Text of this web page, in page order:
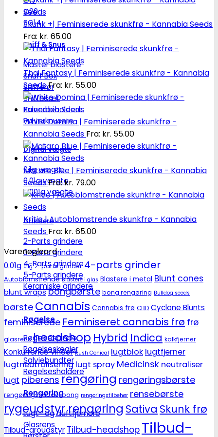
Ø20
SG14
Sniff & Snus
Master blastere
Snuff Box
Snifferør
Sniffesæt
Pulverbeholdere
Pulverknusere
Digital vægte
0,1g vægte
0,01g vægte
0,001g vægte
Grindere
2-Parts grindere
3-Parts grindere
4-Parts grindere
5-Parts grindere
Keramiske grindere
Røgelse
Røgelsespinde
Røgelseskegler
Salviebundter
Røgelsesholdere
Rengøring
Lugt- og duftfjernere
Glasrens
Skunk +| Feminiserede skunkfrø - Kannabia Seeds
Fra: kr. 65.00
Thai Fantasy | Feminiserede skunkfrø - Kannabia
SeedsFra: kr. 55.00
White Domina | Feminiserede skunkfrø -
Kannabia Seeds Fra: kr. 55.00
Mataro Blue | Feminiserede skunkfrø - Kannabia
SeedsFra:kr. 79.00
Kritic | Autoblomstrende skunkfrø - Kannabia
Seeds Fra: kr. 65.00
Varenøgleord
0.01g 0.1g 2-parts grinder 4-parts grinder
Autoblomstrende Blastere i glas Blastere i metal Blunt cones
blunt wrapsbongbørste bong rengøring Bulldog seeds
børste Cannabis Cannabis frø CBD Cyclone Blunts
feminiserede Feminiseret cannabis frø frø
glasrens headshop Hybrid Indica kalkfjerner
Konkurrence vinder Kush Conical lugtblok lugtfjerner
lugtneutralisering lugt spray Medicinsk neutraliser
lugt piberens rengøring rengøringsbørste
rengøringsmiddel bong rengøringstilbehør rensebørste
rygeudstyr rengøring Sativa Skunk frø
Tilbud-groudstyr Tilbud-headshop Tilbud-